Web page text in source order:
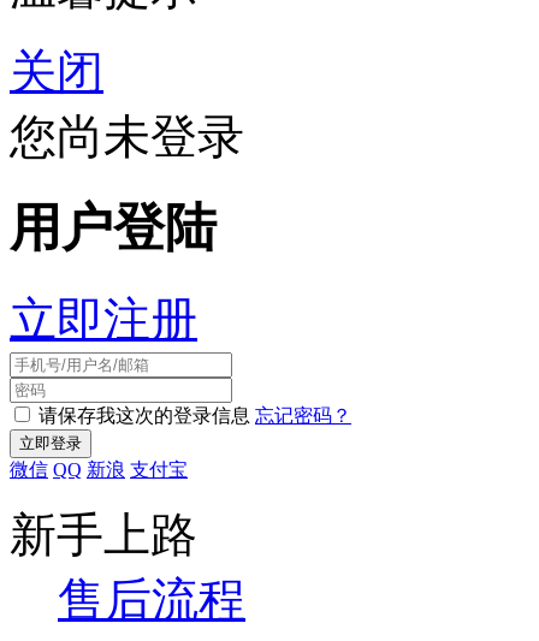
关闭
您尚未登录
用户登陆
立即注册
请保存我这次的登录信息 忘记密码？
微信 QQ 新浪 支付宝
新手上路
售后流程